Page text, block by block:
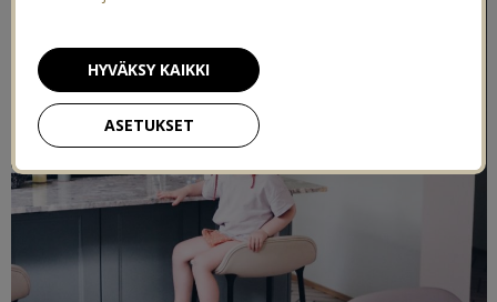
ASETUKSET
HYVÄKSY KAIKKI